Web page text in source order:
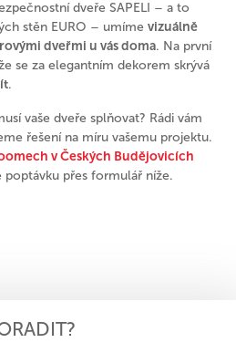
dveře SAPELI – a to
stěn EURO – umíme vizuálně
dveřmi u vás doma. Na první
se za elegantním dekorem skrývá
.
vaše dveře splňovat? Rádi vám
řešení na míru vašemu projektu.
v Českých Budějovicích
poptávku přes formulář níže.